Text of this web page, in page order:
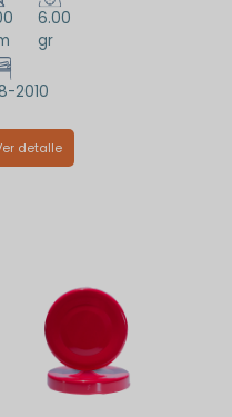
6.00
gr
2010
detalle